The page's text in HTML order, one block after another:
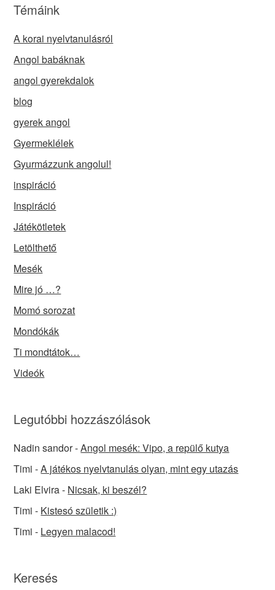
Témáink
A korai nyelvtanulásról
Angol babáknak
angol gyerekdalok
blog
gyerek angol
Gyermeklélek
Gyurmázzunk angolul!
inspiráció
Inspiráció
Játékötletek
Letölthető
Mesék
Mire jó …?
Momó sorozat
Mondókák
Ti mondtátok…
Videók
Legutóbbi hozzászólások
Nadin sandor-Angol mesék: Vipo, a repülő kutya
Timi -A játékos nyelvtanulás olyan, mint egy utazás
Laki Elvira- Nicsak, ki beszél?
Timi - Kistesó születik :)
Timi - Legyen malacod!
Keresés